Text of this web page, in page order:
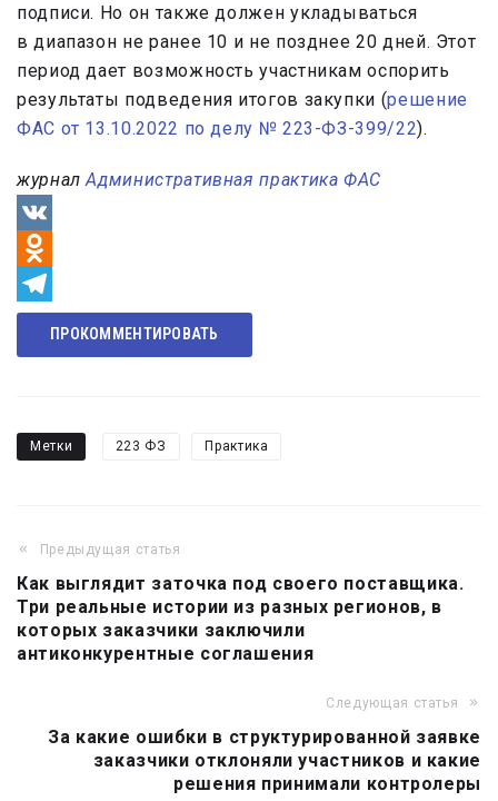
подписи. Но он также должен укладываться
в диапазон не ранее 10 и не позднее 20 дней. Этот
период дает возможность участникам оспорить
результаты подведения итогов закупки (решение
ФАС от 13.10.2022 по делу № 223-ФЗ-399/22).
журналАдминистративная практика ФАС
VK
Odnoklassniki
Telegram
ПРОКОММЕНТИРОВАТЬ
Метки 223 ФЗ Практика
Навигация
по
записям
Предыдущая статья
Как выглядит заточка под своего поставщика.
Три реальные истории из разных регионов, в
которых заказчики заключили
антиконкурентные соглашения
Следующая статья
За какие ошибки в структурированной заявке
заказчики отклоняли участников и какие
решения принимали контролеры